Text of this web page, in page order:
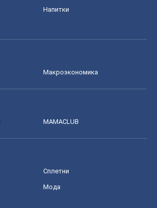
Напитки
Mакроэкономика
MAMACLUB
Сплетни
Мода